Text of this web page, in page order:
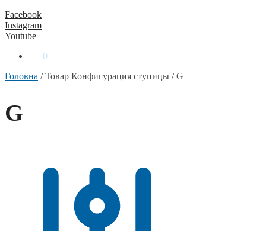
Facebook
Instagram
Youtube
0
Головна /Товар Конфигурация ступицы /G
G